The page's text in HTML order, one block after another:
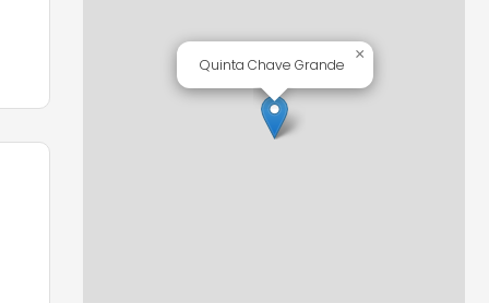
Quinta Chave Grande
×